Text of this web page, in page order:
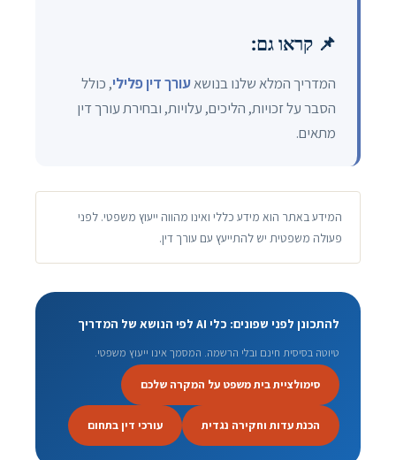
📌 קראו גם:
המדריך המלא שלנו בנושאעורך דין פלילי, כולל
הסבר על זכויות, הליכים, עלויות, ובחירת עורך דין
מתאים.
המידע באתר הוא מידע כללי ואינו מהווה ייעוץ משפטי. לפני
פעולה משפטית יש להתייעץ עם עורך דין.
להתכונן לפני שפונים: כלי AI לפי הנושא של המדריך
טיוטה בסיסית חינם ובלי הרשמה. המסמך אינו ייעוץ משפטי.
סימולציית בית משפט על המקרה שלכם
הכנת עדות וחקירה נגדית עורכי דין בתחום